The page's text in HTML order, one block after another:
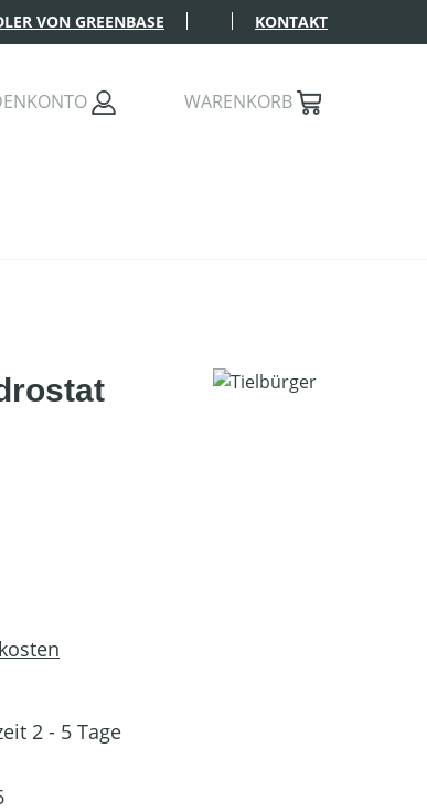
VON GREENBASE KONTAKT
WARENKORB
2 - 5 Tage